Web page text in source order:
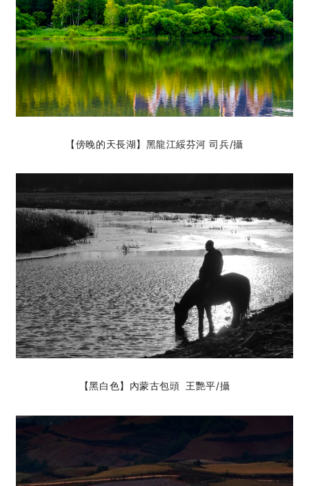
【傍晚的天長湖】黑龍江綏芬河 司兵/攝
【黑白色】內蒙古包頭 王艷平/攝